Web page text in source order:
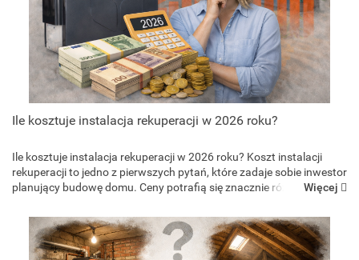
Ile kosztuje instalacja rekuperacji w 2026 roku?
Ile kosztuje instalacja rekuperacji w 2026 roku? Koszt instalacji
rekuperacji to jedno z pierwszych pytań, które zadaje sobie inwestor
planujący budowę domu. Ceny potrafią się znacznie różnić, dlatego
Więcej